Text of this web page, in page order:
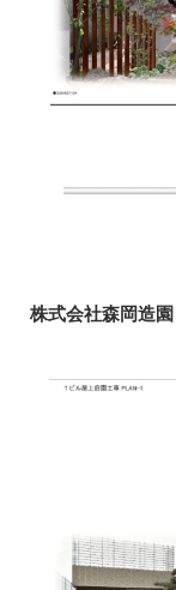
株式会社森岡